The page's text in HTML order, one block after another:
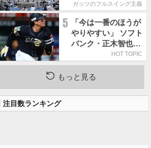
の続き。昔から野球
す」
ガッツのフルスイング主義
5
「今は一番のほうが
やりやすい」 ソフト
バンク・正木智也が
覚醒した理由HOT TOPIC
もっと見る
注目数ランキング